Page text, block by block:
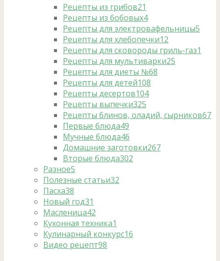
Рецепты из грибов21
Рецепты из бобовых4
Рецепты для электровафельницы5
Рецепты для хлебопечки12
Рецепты для сковороды гриль-газ1
Рецепты для мультиварки25
Рецепты для диеты №68
Рецепты для детей108
Рецепты десертов104
Рецепты выпечки325
Рецепты блинов, оладий, сырников67
Первые блюда49
Мучные блюда46
Домашние заготовки267
Вторые блюда302
Разное5
Полезные статьи32
Пасха38
Новый год31
Масленица42
Кухонная техника1
Кулинарный конкурс16
Видео рецепт98